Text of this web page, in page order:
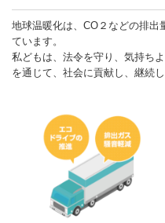
地球温暖化は、CO２などの排出
ています。
私どもは、法令を守り、気持ち
を通じて、社会に貢献し、継続